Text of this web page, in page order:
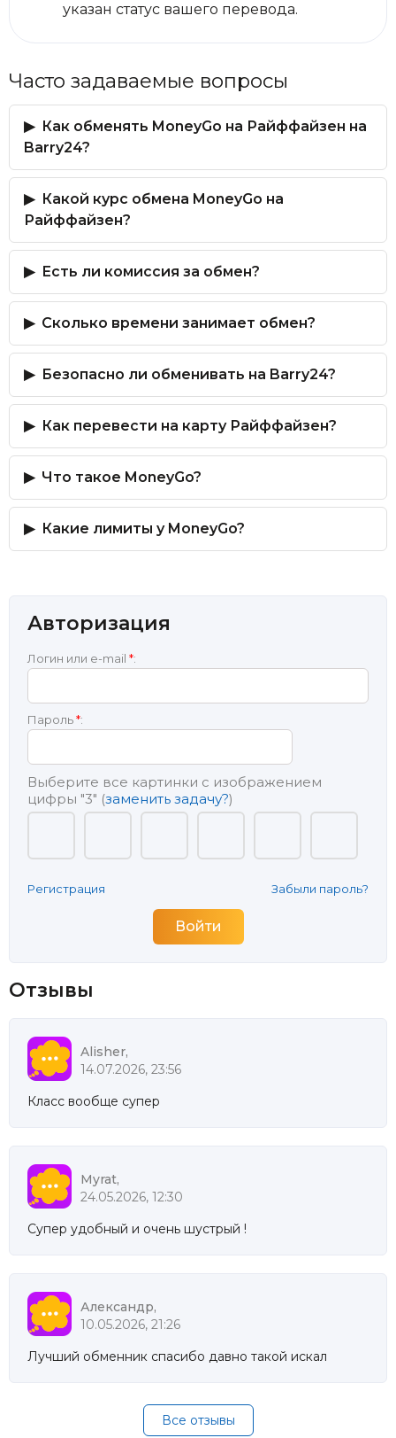
указан статус вашего перевода.
Часто задаваемые вопросы
Как обменять MoneyGo на Райффайзен на
Barry24?
Какой курс обмена MoneyGo на
Райффайзен?
Есть ли комиссия за обмен?
Сколько времени занимает обмен?
Безопасно ли обменивать на Barry24?
Как перевести на карту Райффайзен?
Что такое MoneyGo?
Какие лимиты у MoneyGo?
Авторизация
Логин или e-mail *:
Пароль*:
Выберите все картинки с изображением
цифры "3" (заменить задачу?)
Регистрация Забыли пароль?
Отзывы
Alisher,
14.07.2026, 23:56
Класс вообще супер
Myrat,
24.05.2026, 12:30
Супер удобный и очень шустрый !
Александр,
10.05.2026, 21:26
Лучший обменник спасибо давно такой искал
Все отзывы